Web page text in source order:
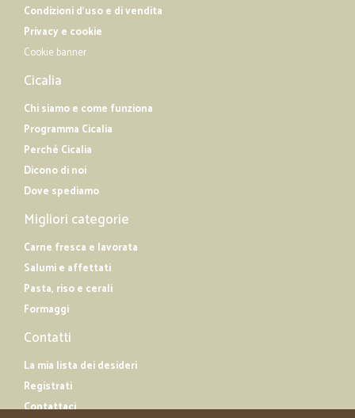
Condizioni d'uso e di vendita
Privacy e cookie
Cookie banner
Cicalia
Chi siamo e come funziona
Programma Cicalia
Perché Cicalia
Dicono di noi
Dove spediamo
Migliori categorie
Carne fresca e lavorata
Salumi e affettati
Pasta, riso e cerali
Formaggi
Contatti
La mia lista dei desideri
Registrati
Contattaci